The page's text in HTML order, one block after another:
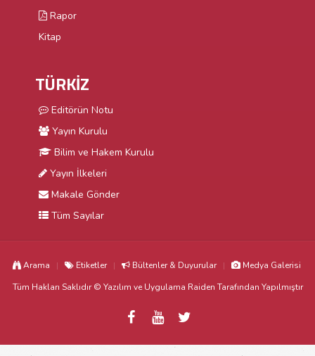
Rapor
Kitap
TÜRKİZ
Editörün Notu
Yayın Kurulu
Bilim ve Hakem Kurulu
Yayın İlkeleri
Makale Gönder
Tüm Sayılar
Arama Etiketler Bültenler & Duyurular
Medya Galerisi
Tüm Hakları Saklıdır © Yazılım ve Uygulama Raiden Tarafından Yapılmıştır